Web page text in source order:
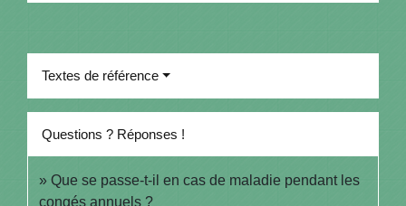
Textes de référence
Questions ? Réponses !
Que se passe-t-il en cas de maladie pendant les
congés annuels ?